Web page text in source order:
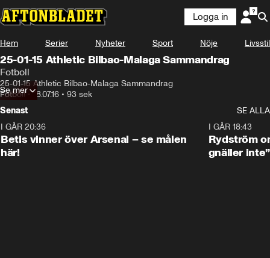
Logga in
Hem Serier Nyheter Sport Nöje Livsstil
25-01-15 Athletic Bilbao-Malaga Sammandrag
Fotboll
25-01-15 Athletic Bilbao-Malaga Sammandrag
Fotboll•18.07.16 • 93 sek
Se mer
Senast
SE ALLA
I GÅR 20:36
Betis vinner över Arsenal – se målen
här!
I GÅR 18:43
Rydström
gnäller inte”